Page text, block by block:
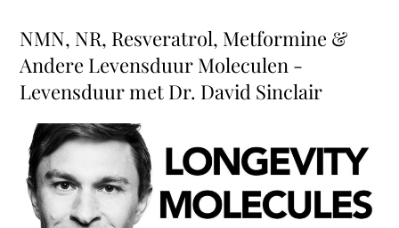
NMN, NR, Resveratrol, Metformine &
Andere Levensduur Moleculen -
Levensduur met Dr. David Sinclair